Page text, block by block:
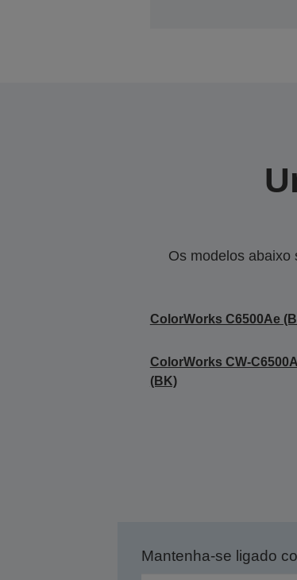
Os modelos abaixo
ColorWorks C6500Ae
ColorWorks CW-
(BK)
Mantenha-se ligado